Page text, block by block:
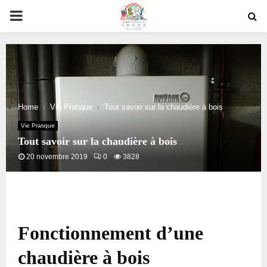
PRIMARY
MENU
Home Vie Pratique Tout savoir sur la chaudière à bois
Vie Pratique
Tout savoir sur la chaudière à bois
20 novembre 2019 0 3828
Fonctionnement d’une
chaudière à bois